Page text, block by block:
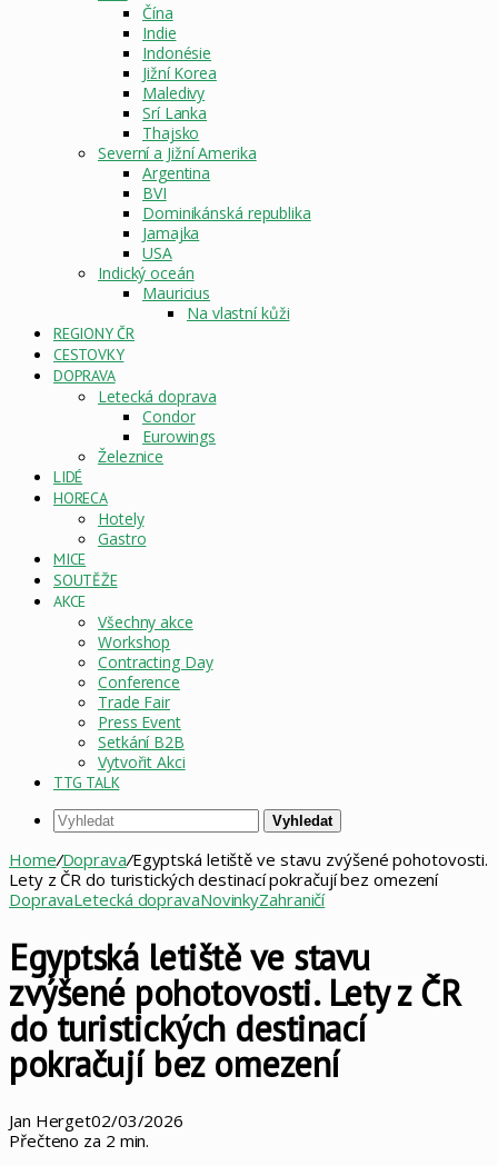
Čína
Indie
Indonésie
Jižní Korea
Maledivy
Srí Lanka
Thajsko
Severní a Jižní Amerika
Argentina
BVI
Dominikánská republika
Jamajka
USA
Indický oceán
Mauricius
Na vlastní kůži
REGIONY ČR
CESTOVKY
DOPRAVA
Letecká doprava
Condor
Eurowings
Železnice
LIDÉ
HORECA
Hotely
Gastro
MICE
SOUTĚŽE
AKCE
Všechny akce
Workshop
Contracting Day
Conference
Trade Fair
Press Event
Setkání B2B
Vytvořit Akci
TTG TALK
Vyhledat
Home/Doprava/Egyptská letiště ve stavu zvýšené pohotovosti.
Lety z ČR do turistických destinací pokračují bez omezení
DopravaLetecká dopravaNovinkyZahraničí
Egyptská letiště ve stavu
zvýšené pohotovosti. Lety z ČR
do turistických destinací
pokračují bez omezení
Jan Herget02/03/2026
Přečteno za 2 min.